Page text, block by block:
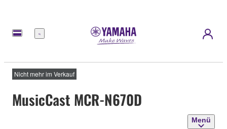
Menü
Nicht mehr im Verkauf
MusicCast MCR-N670D
Menü